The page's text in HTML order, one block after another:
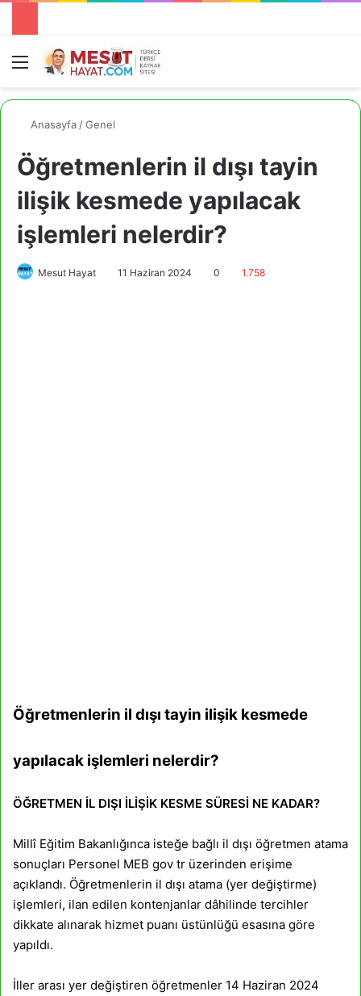
Menü
Anasayfa /Genel
Öğretmenlerin il dışı tayin
ilişik kesmede yapılacak
işlemleri nelerdir?
Mesut Hayat 11 Haziran 2024 0 1.758
Öğretmenlerin il dışı tayin ilişik kesmede
yapılacak işlemleri nelerdir?
ÖĞRETMEN İL DIŞI İLİŞİK KESME SÜRESİ NE KADAR?
Millî Eğitim Bakanlığınca isteğe bağlı il dışı öğretmen atama
sonuçları Personel MEB gov tr üzerinden erişime
açıklandı. Öğretmenlerin il dışı atama (yer değiştirme)
işlemleri, ilan edilen kontenjanlar dâhilinde tercihler
dikkate alınarak hizmet puanı üstünlüğü esasına göre
yapıldı.
İller arası yer değiştiren öğretmenler 14 Haziran 2024